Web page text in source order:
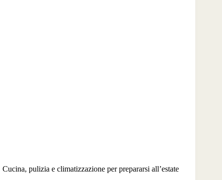
Cucina, pulizia e climatizzazione per prepararsi all’estate